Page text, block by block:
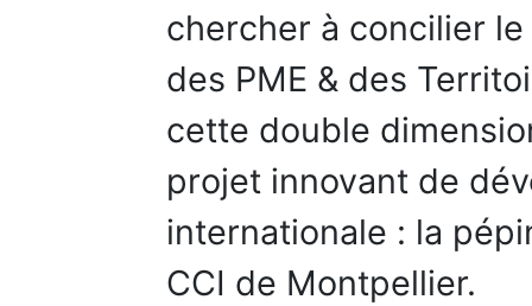
chercher à concilier
des PME & des
cette double
projet innovant de
internationale : la
CCI de Montpellier.